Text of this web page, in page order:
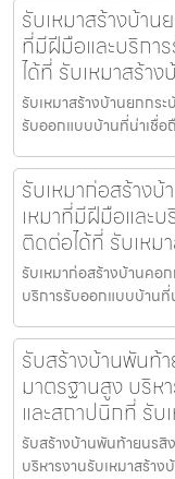
รับเหมาสร้างบ้าน
ที่มีฝีมือและบริกา
ได้ที่ รับเหมาสร้า
รับเหมาสร้างบ้านยกกร
รับออกแบบบ้านที่น่าเชื่อ
รับเหมาก่อสร้าง
เหมาที่มีฝีมือและ
ติดต่อได้ที่ รับเหม
รับเหมาก่อสร้างบ้านคอ
บริการรับออกแบบบ้านที่
รับสร้างบ้านพันท้
มาตรฐานสูง บริห
และสถาปนิกที่ รับ
รับสร้างบ้านพันท้ายนรสิ
บริหารงานรับเหมาสร้า